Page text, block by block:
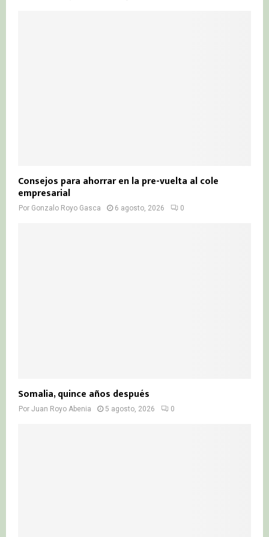
Consejos para ahorrar en la pre-vuelta al cole
empresarial
Por Gonzalo Royo Gasca 6 agosto, 2026 0
Somalia, quince años después
Por Juan Royo Abenia 5 agosto, 2026 0